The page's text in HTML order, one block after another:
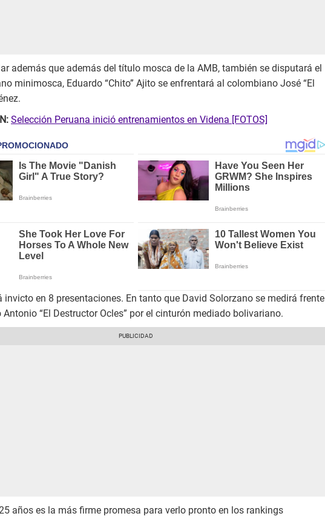
además que además del título mosca de la AMB, también se disputará el
minimosca, Eduardo “Chito” Ajito se enfrentará al colombiano José “El
Selección Peruana inició entrenamientos en Videna [FOTOS]
invicto en 8 presentaciones. En tanto que David Solorzano se medirá frente
“El Destructor Ocles” por el cinturón mediado bolivariano.
años es la más firme promesa para verlo pronto en los rankings